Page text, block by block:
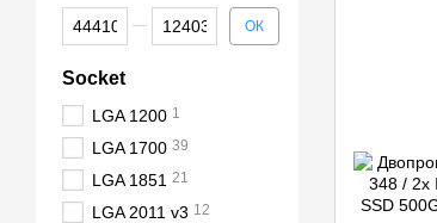
Від Ціна, грн
До Ціна, грн ОК
Socket
LGA 1200 1
LGA 1700 39
LGA 1851 21
LGA 2011 v3 12